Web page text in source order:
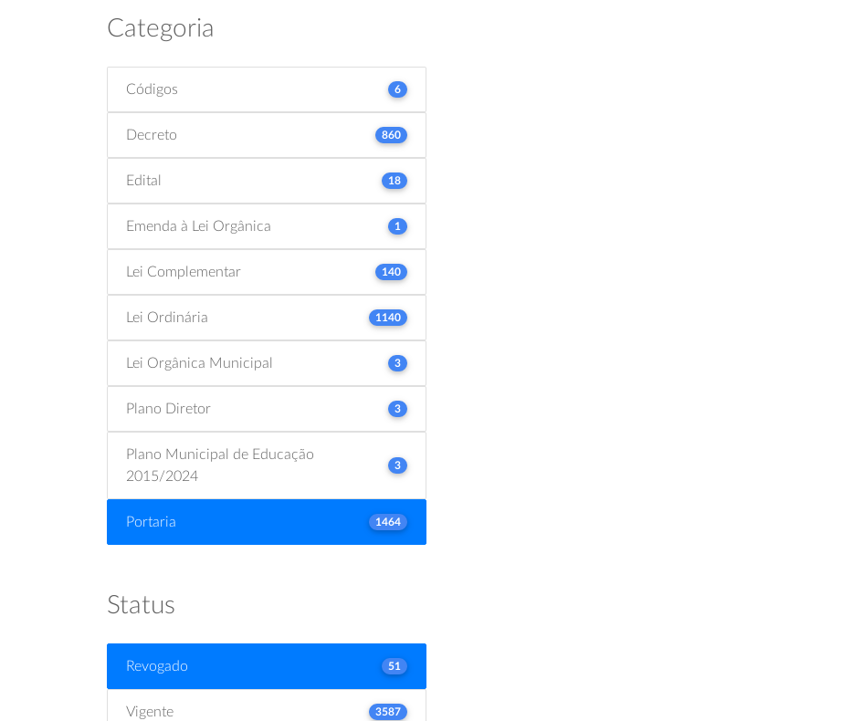
Categoria
Códigos 6
Decreto 860
Edital 18
Emenda à Lei Orgânica 1
Lei Complementar 140
Lei Ordinária 1140
Lei Orgânica Municipal 3
Plano Diretor 3
Plano Municipal de Educação
2015/2024
3
Portaria 1464
Status
Revogado 51
Vigente 3587